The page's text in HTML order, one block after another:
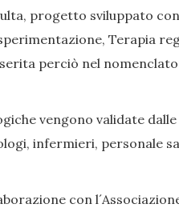
progetto sviluppato
Terapia
perciò nel
vengono validate
infermieri, personale
con